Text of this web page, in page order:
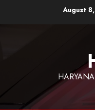
August